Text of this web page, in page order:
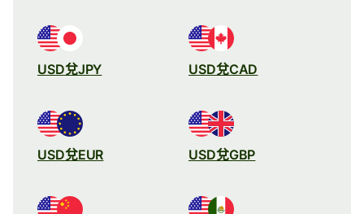
USD兌JPY USD兌CAD
USD兌EUR USD兌GBP